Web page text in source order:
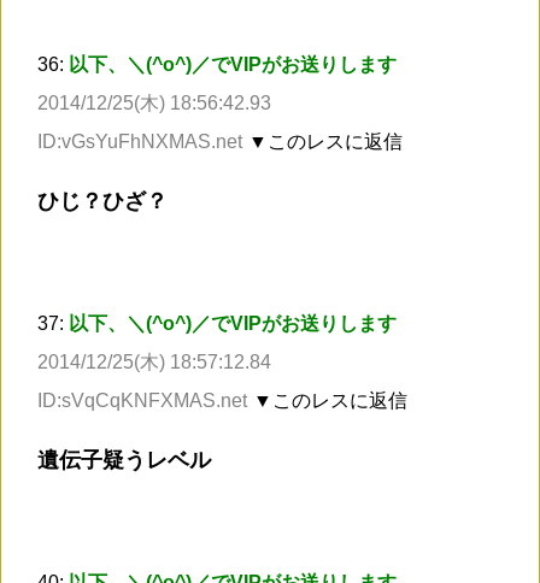
36: 以下、＼(^o^)／でVIPがお送りします
2014/12/25(木) 18:56:42.93
ID:vGsYuFhNXMAS.net ▼このレスに返信
ひじ？ひざ？
37: 以下、＼(^o^)／でVIPがお送りします
2014/12/25(木) 18:57:12.84
ID:sVqCqKNFXMAS.net ▼このレスに返信
遺伝子疑うレベル